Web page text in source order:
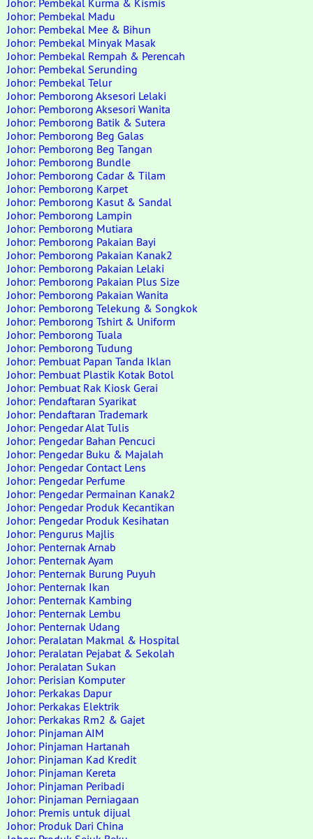
Johor: Pembekal Kurma & Kismis
Johor: Pembekal Madu
Johor: Pembekal Mee & Bihun
Johor: Pembekal Minyak Masak
Johor: Pembekal Rempah & Perencah
Johor: Pembekal Serunding
Johor: Pembekal Telur
Johor: Pemborong Aksesori Lelaki
Johor: Pemborong Aksesori Wanita
Johor: Pemborong Batik & Sutera
Johor: Pemborong Beg Galas
Johor: Pemborong Beg Tangan
Johor: Pemborong Bundle
Johor: Pemborong Cadar & Tilam
Johor: Pemborong Karpet
Johor: Pemborong Kasut & Sandal
Johor: Pemborong Lampin
Johor: Pemborong Mutiara
Johor: Pemborong Pakaian Bayi
Johor: Pemborong Pakaian Kanak2
Johor: Pemborong Pakaian Lelaki
Johor: Pemborong Pakaian Plus Size
Johor: Pemborong Pakaian Wanita
Johor: Pemborong Telekung & Songkok
Johor: Pemborong Tshirt & Uniform
Johor: Pemborong Tuala
Johor: Pemborong Tudung
Johor: Pembuat Papan Tanda Iklan
Johor: Pembuat Plastik Kotak Botol
Johor: Pembuat Rak Kiosk Gerai
Johor: Pendaftaran Syarikat
Johor: Pendaftaran Trademark
Johor: Pengedar Alat Tulis
Johor: Pengedar Bahan Pencuci
Johor: Pengedar Buku & Majalah
Johor: Pengedar Contact Lens
Johor: Pengedar Perfume
Johor: Pengedar Permainan Kanak2
Johor: Pengedar Produk Kecantikan
Johor: Pengedar Produk Kesihatan
Johor: Pengurus Majlis
Johor: Penternak Arnab
Johor: Penternak Ayam
Johor: Penternak Burung Puyuh
Johor: Penternak Ikan
Johor: Penternak Kambing
Johor: Penternak Lembu
Johor: Penternak Udang
Johor: Peralatan Makmal & Hospital
Johor: Peralatan Pejabat & Sekolah
Johor: Peralatan Sukan
Johor: Perisian Komputer
Johor: Perkakas Dapur
Johor: Perkakas Elektrik
Johor: Perkakas Rm2 & Gajet
Johor: Pinjaman AIM
Johor: Pinjaman Hartanah
Johor: Pinjaman Kad Kredit
Johor: Pinjaman Kereta
Johor: Pinjaman Peribadi
Johor: Pinjaman Perniagaan
Johor: Premis untuk dijual
Johor: Produk Dari China